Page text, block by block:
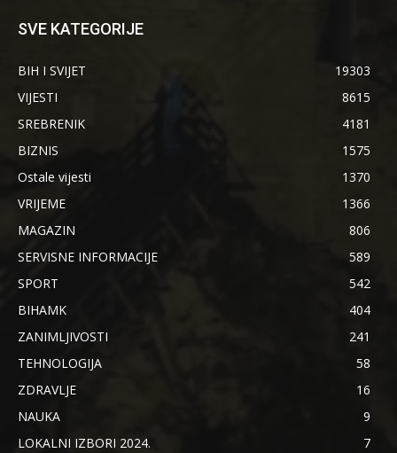
SVE KATEGORIJE
BIH I SVIJET
19303
VIJESTI
8615
SREBRENIK
4181
BIZNIS
1575
Ostale vijesti
1370
VRIJEME
1366
MAGAZIN
806
SERVISNE INFORMACIJE
589
SPORT
542
BIHAMK
404
ZANIMLJIVOSTI
241
TEHNOLOGIJA
58
ZDRAVLJE
16
NAUKA
9
LOKALNI IZBORI 2024.
7